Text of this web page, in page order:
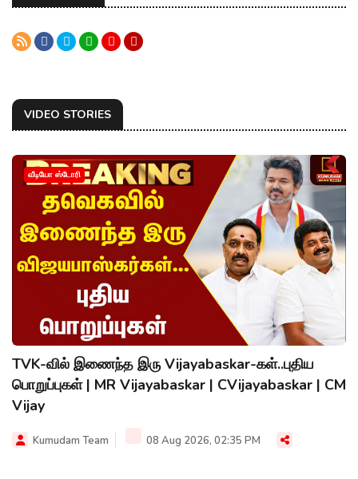
VIDEO STORIES
வீடியோ ஸ்டோரி
TVK-வில் இணைந்த இரு Vijayabaskar-கள்..புதிய
பொறுப்புகள் | MR Vijayabaskar | CVijayabaskar | CM
Vijay
Kumudam Team 08 Aug 2026, 02:35 PM